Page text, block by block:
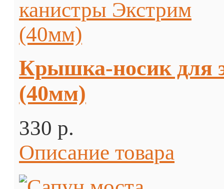
Крышка-носик для
(40мм)
330 p.
Описание товара